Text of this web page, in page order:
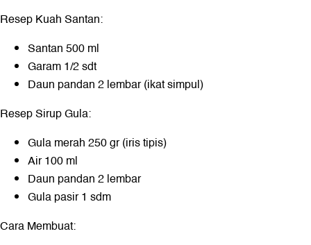
Resep Kuah Santan:
Santan 500 ml
Garam 1/2 sdt
Daun pandan 2 lembar (ikat simpul)
Resep Sirup Gula:
Gula merah 250 gr (iris tipis)
Air 100 ml
Daun pandan 2 lembar
Gula pasir 1 sdm
Cara Membuat: